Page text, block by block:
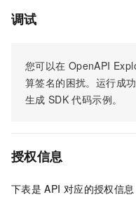
调试
您可以在 OpenAPI
算签名的困扰。运行成
生成 SDK 代码示例。
授权信息
下表是 API 对应的授权信